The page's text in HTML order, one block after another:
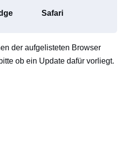
Safari
der aufgelisteten Browser
ob ein Update dafür vorliegt.